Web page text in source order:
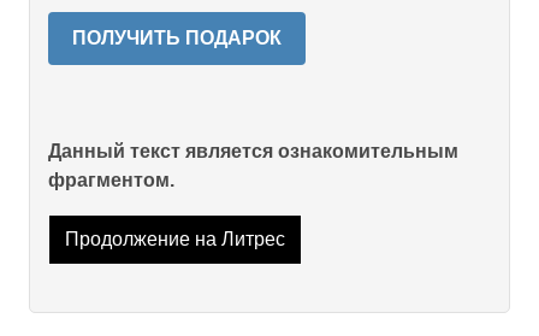
ПОЛУЧИТЬ ПОДАРОК
Данный текст является ознакомительным
фрагментом.
Продолжение на Литрес